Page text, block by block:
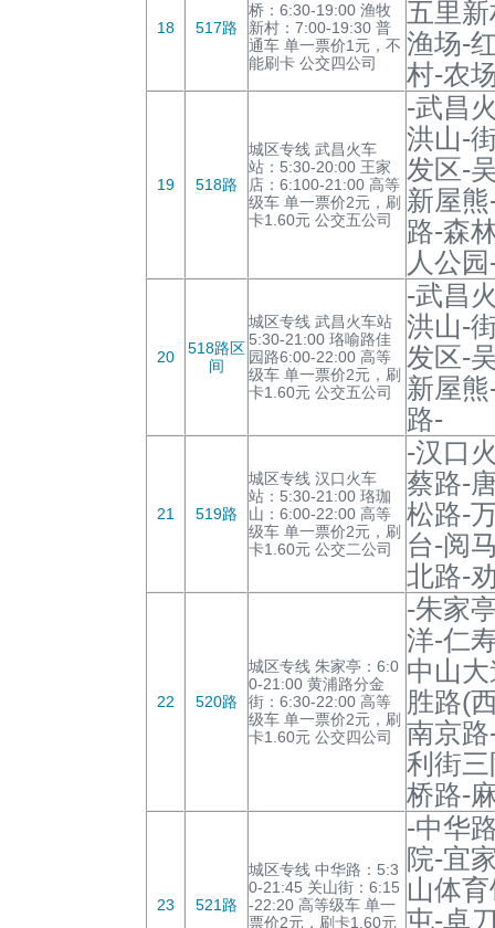
18 517路
桥：6:30-19:00 渔牧
新村：7:00-19:30 普
通车 单一票价1元，不
能刷卡 公交四公司
五里
渔场-
村-农
19 518路
城区专线 武昌火车
站：5:30-20:00 王家
店：6:100-21:00 高等
级车 单一票价2元，刷
卡1.60元 公交五公司
-武昌
洪山-
发区-
新屋
路-森
人公
20
518路区
间
城区专线 武昌火车站
5:30-21:00 珞喻路佳
园路6:00-22:00 高等
级车 单一票价2元，刷
卡1.60元 公交五公司
-武昌
洪山-
发区-
新屋
路-
21 519路
城区专线 汉口火车
站：5:30-21:00 珞珈
山：6:00-22:00 高等
级车 单一票价2元，刷
卡1.60元 公交二公司
-汉口
蔡路-
松路-
台-阅
北路-
22 520路
城区专线 朱家亭：6:0
0-21:00 黄浦路分金
街：6:30-22:00 高等
级车 单一票价2元，刷
卡1.60元 公交四公司
-朱家
洋-仁
中山
胜路(
南京
利街
桥路-
23 521路
城区专线 中华路：5:3
0-21:45 关山街：6:15
-22:20 高等级车 单一
票价2元，刷卡1.60元
-中华
院-宜
山体
屯-卓